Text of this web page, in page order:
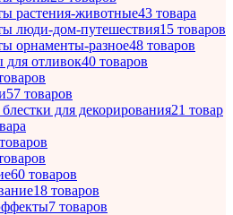
растения-животные43 товара
люди-дом-путешествия15 товаров
орнаменты-разное48 товаров
отливок40 товаров
57 товаров
для декорирования21 товар
60 товаров
18 товаров
7 товаров